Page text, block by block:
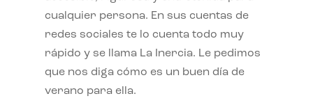
cualquier persona. En sus cuentas de
redes sociales te lo cuenta todo muy
rápido y se llama La Inercia. Le pedimos
que nos diga cómo es un buen día de
verano para ella.